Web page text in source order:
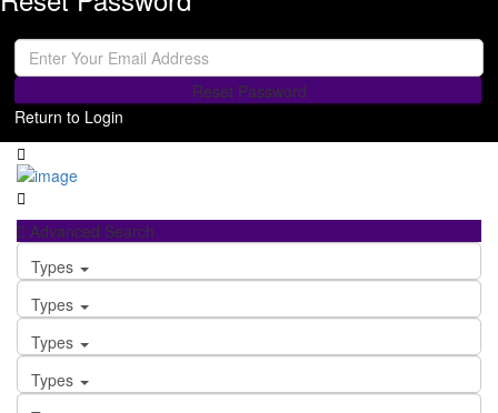
Reset Password
Return to Login
Advanced Search
Types
Types
Types
Types